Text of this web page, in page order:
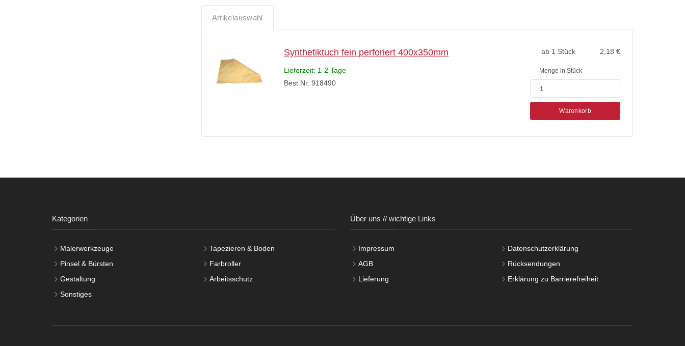
Artikelauswahl
Synthetiktuch fein perforiert 400x350mm
Lieferzeit: 1-2 Tage
Best.Nr. 918490
ab 1 Stück 2,18 €
Menge in Stück
Warenkorb
Kategorien
Malerwerkzeuge
Pinsel & Bürsten
Gestaltung
Sonstiges
Tapezieren & Boden
Farbroller
Arbeitsschutz
Über uns // wichtige Links
Impressum
AGB
Lieferung
Datenschutzerklärung
Rücksendungen
Erklärung zu Barrierefreiheit